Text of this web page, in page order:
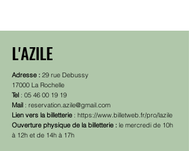
L'AZILE
Adresse : 29 rue Debussy
17000 La Rochelle
Tel : 05 46 00 19 19
Mail : reservation.azile@gmail.com
Lien vers la billetterie : https://www.billetweb.fr/pro/lazile
Ouverture physique de la billetterie : le mercredi de 10h
à 12h et de 14h à 17h